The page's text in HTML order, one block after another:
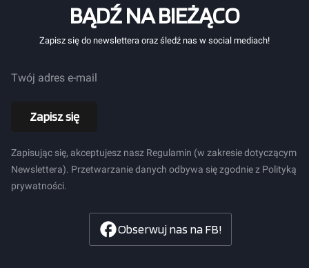
BĄDŹ NA BIEŻĄCO
Zapisz się do newslettera oraz śledź nas w social mediach!
Twój adres e-mail
Zapisz się
Zapisując się, akceptujesz nasz Regulamin (w zakresie dotyczącym
Newslettera). Przetwarzanie danych odbywa się zgodnie z Polityką
prywatności.
Obserwuj nas na FB!